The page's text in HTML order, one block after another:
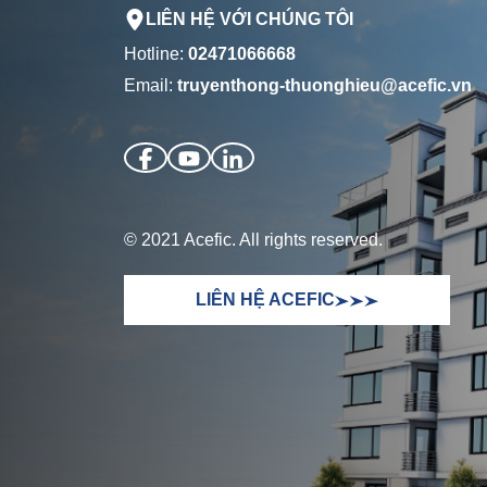
LIÊN HỆ VỚI CHÚNG TÔI
Hotline: 02471066668
Email: truyenthong-thuonghieu@acefic.vn
© 2021 Acefic. All rights reserved.
LIÊN HỆ ACEFIC